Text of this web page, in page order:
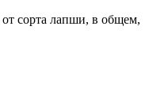
сорта лапши, в общем,